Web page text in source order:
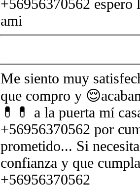
+56956370562 espero
ami
Me siento muy
que compro y
💊💊 a la puerta mí
+56956370562 por
prometido... Si
confianza y que
+56956370562